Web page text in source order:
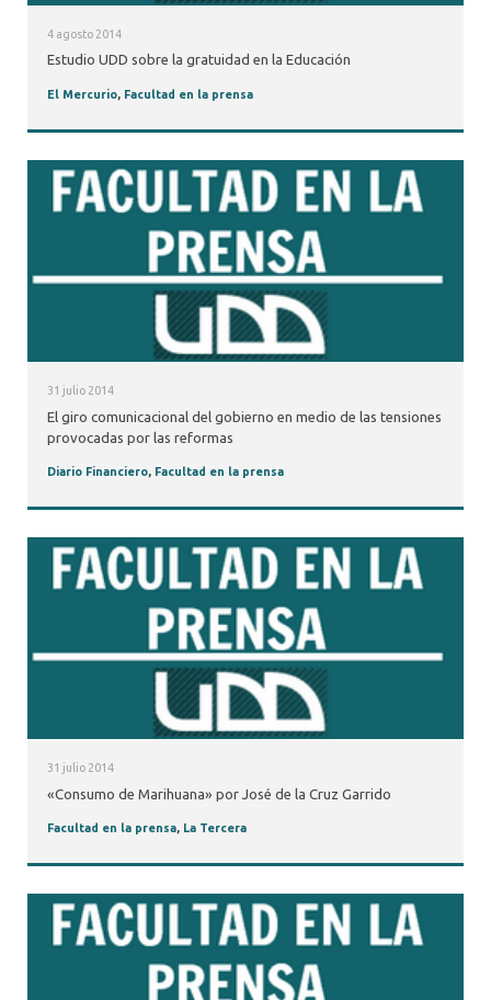
4 agosto 2014
Estudio UDD sobre la gratuidad en la Educación
El Mercurio, Facultad en la prensa
31 julio 2014
El giro comunicacional del gobierno en medio de las tensiones
provocadas por las reformas
Diario Financiero, Facultad en la prensa
31 julio 2014
«Consumo de Marihuana» por José de la Cruz Garrido
Facultad en la prensa, La Tercera